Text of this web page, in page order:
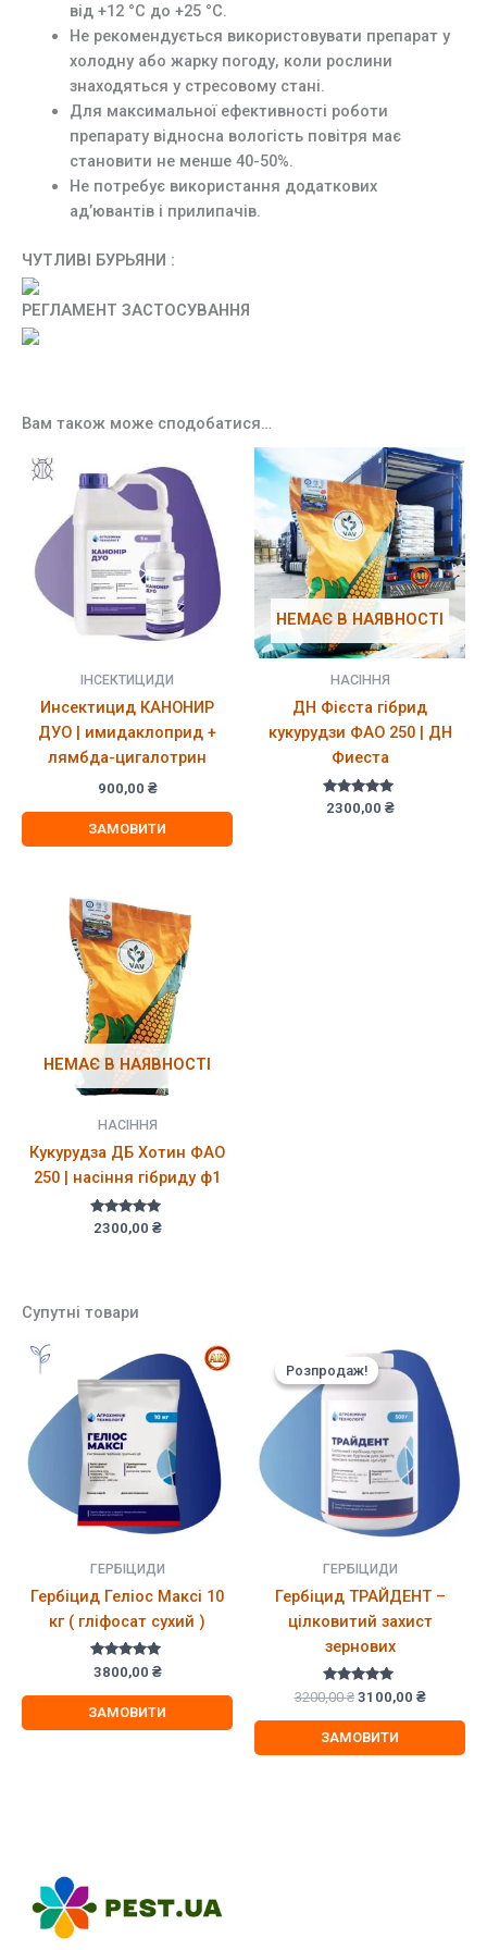
від +12 °C до +25 °C.
Не рекомендується використовувати препарат у
холодну або жарку погоду, коли рослини
знаходяться у стресовому стані.
Для максимальної ефективності роботи
препарату відносна вологість повітря має
становити не менше 40-50%.
Не потребує використання додаткових
ад’ювантів і прилипачів.
ЧУТЛИВІ БУРЬЯНИ :
РЕГЛАМЕНТ ЗАСТОСУВАННЯ
Вам також може сподобатися…
ІНСЕКТИЦИДИ
Инсектицид КАНОНИР
ДУО | имидаклоприд +
лямбда-цигалотрин
900,00 ₴
ЗАМОВИТИ
НЕМАЄ В НАЯВНОСТІ
НАСІННЯ
ДН Фієста гібрид
кукурудзи ФАО 250 | ДН
Фиеста
Оцінено в
5.00
2300,00 ₴
НЕМАЄ В НАЯВНОСТІ
НАСІННЯ
Кукурудза ДБ Хотин ФАО
250 | насіння гібриду ф1
Оцінено в
5.00
2300,00 ₴
Супутні товари
ГЕРБІЦИДИ
Гербіцид Геліос Максі 10
кг ( гліфосат сухий )
Оцінено в
5.00
з 5
3800,00 ₴
ЗАМОВИТИ
Розпродаж!
Розпродаж!
ГЕРБІЦИДИ
Гербіцид ТРАЙДЕНТ –
цілковитий захист
зернових
Оцінено в
5.00
з 5
3200,00₴ Оригінальна
3200,00 ₴.
3100,00 ₴Поточна
ЗАМОВИТИ